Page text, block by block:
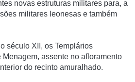
novas estruturas militares para, a
militares leonesas e também
século XII, os Templários
Menagem, assente no afloramento
do recinto amuralhado.